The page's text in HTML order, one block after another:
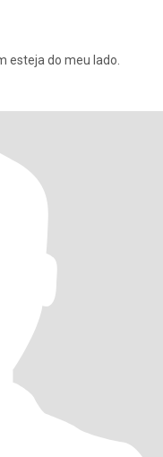
esteja do meu lado.